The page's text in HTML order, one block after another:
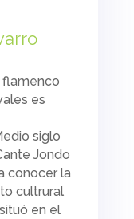
flamenco
es
siglo
Jondo
conocer la
cultrural
en el